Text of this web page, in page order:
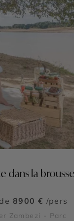
dans la
8900 € /pers
Zambezi - Parc